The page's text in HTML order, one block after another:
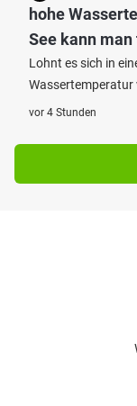
hohe
See kann
Lohnt es sich in
Wassertemperatur
vor 4 Stunden